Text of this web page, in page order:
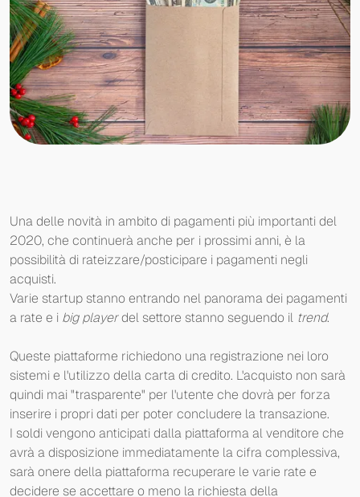
Una delle novità in ambito di pagamenti più importanti del
2020, che continuerà anche per i prossimi anni, è la
possibilità di rateizzare/posticipare i pagamenti negli
acquisti.
Varie startup stanno entrando nel panorama dei pagamenti
a rate e i big playerdel settore stanno seguendo il trend.
Queste piattaforme richiedono una registrazione nei loro
sistemi e l'utilizzo della carta di credito. L'acquisto non sarà
quindi mai "trasparente" per l'utente che dovrà per forza
inserire i propri dati per poter concludere la transazione.
I soldi vengono anticipati dalla piattaforma al venditore che
avrà a disposizione immediatamente la cifra complessiva,
sarà onere della piattaforma recuperare le varie rate e
decidere se accettare o meno la richiesta della